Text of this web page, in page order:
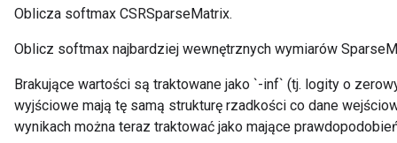
Oblicza softmax CSRSparseMatrix.
Oblicz softmax najbardziej wewnętrznych wymiarów
Brakujące wartości są traktowane jako `-inf` (tj. logity o
wyjściowe mają tę samą strukturę rzadkości co dane
wynikach można teraz traktować jako mające